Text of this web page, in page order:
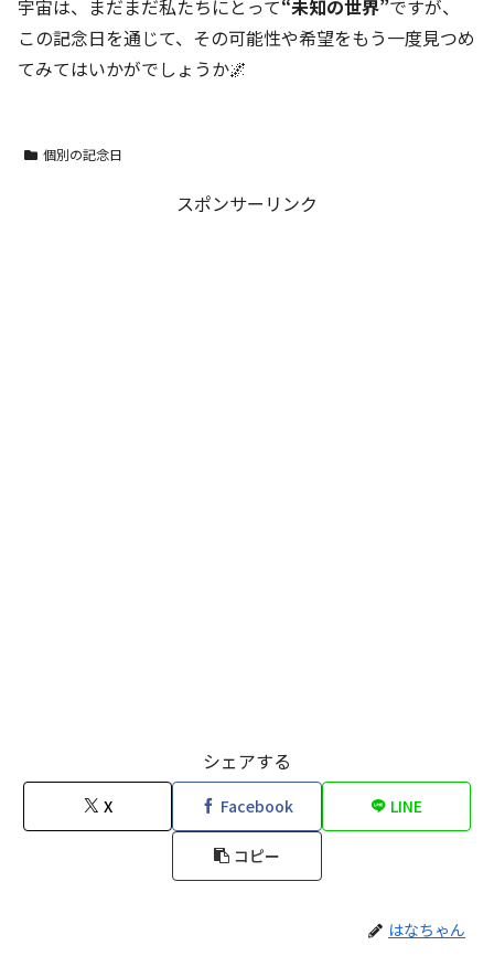
宇宙は、まだまだ私たちにとって“未知の世界”ですが、
この記念日を通じて、その可能性や希望をもう一度見つめ
てみてはいかがでしょうか🌌
個別の記念日
スポンサーリンク
シェアする
X Facebook LINE
コピー
はなちゃん